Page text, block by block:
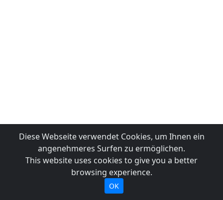
Diese Webseite verwendet Cookies, um Ihnen ein
angenehmeres Surfen zu ermöglichen.
This website uses cookies to give you a better
browsing experience.
OK